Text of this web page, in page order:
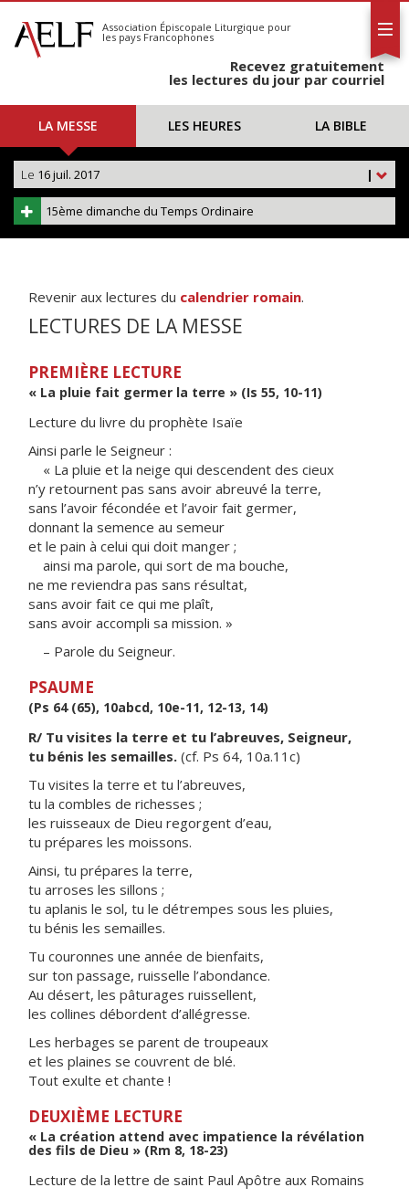
S'abonner
Calendrier
Association Épiscopale Liturgique pour
les pays Francophones
Recevez gratuitement
les lectures du jour par courriel
LA MESSE LES HEURES LA BIBLE
|
Le 16 juil. 2017
15ème dimanche du Temps Ordinaire
Revenir aux lectures du calendrier romain.
LECTURES DE LA MESSE
PREMIÈRE LECTURE
« La pluie fait germer la terre » (Is 55, 10-11)
Lecture du livre du prophète Isaïe
Ainsi parle le Seigneur :
« La pluie et la neige qui descendent des cieux
n’y retournent pas sans avoir abreuvé la terre,
sans l’avoir fécondée et l’avoir fait germer,
donnant la semence au semeur
et le pain à celui qui doit manger ;
ainsi ma parole, qui sort de ma bouche,
ne me reviendra pas sans résultat,
sans avoir fait ce qui me plaît,
sans avoir accompli sa mission. »
– Parole du Seigneur.
PSAUME
(Ps 64 (65), 10abcd, 10e-11, 12-13, 14)
R/ Tu visites la terre et tu l’abreuves, Seigneur,
tu bénis les semailles. (cf. Ps 64, 10a.11c)
Tu visites la terre et tu l’abreuves,
tu la combles de richesses ;
les ruisseaux de Dieu regorgent d’eau,
tu prépares les moissons.
Ainsi, tu prépares la terre,
tu arroses les sillons ;
tu aplanis le sol, tu le détrempes sous les pluies,
tu bénis les semailles.
Tu couronnes une année de bienfaits,
sur ton passage, ruisselle l’abondance.
Au désert, les pâturages ruissellent,
les collines débordent d’allégresse.
Les herbages se parent de troupeaux
et les plaines se couvrent de blé.
Tout exulte et chante !
DEUXIÈME LECTURE
« La création attend avec impatience la révélation
des fils de Dieu » (Rm 8, 18-23)
Lecture de la lettre de saint Paul Apôtre aux Romains